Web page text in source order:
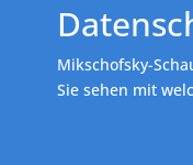
Mikschofsky-
Sie sehen mit